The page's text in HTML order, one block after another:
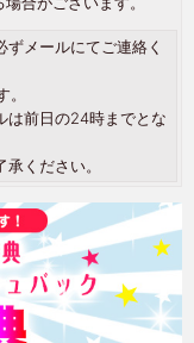
メールにてご連絡く
は前日の24時までとな
ください。